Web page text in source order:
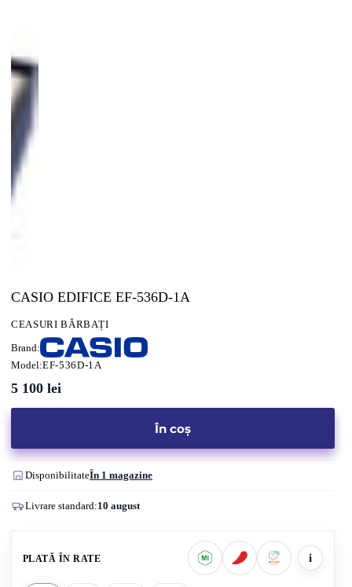
CASIO EDIFICE EF-536D-1A
CEASURI BĂRBAȚI
Brand:
Model:EF-536D-1A
5 100 lei
În coș
DisponibilitateÎn 1 magazine
Livrare standard:10 august
PLATĂ ÎN RATE i